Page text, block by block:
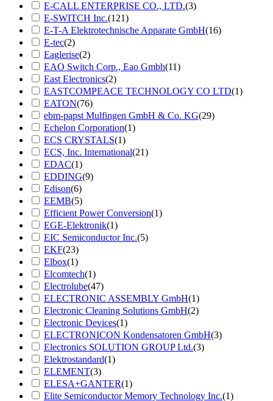
E-CALL ENTERPRISE CO., LTD.(3)
E-SWITCH Inc.(121)
E-T-A Elektrotechnische Apparate GmbH(16)
E-tec(2)
Eaglerise(2)
EAO Switch Corp., Eao Gmbh(11)
East Electronics(2)
EASTCOMPEACE TECHNOLOGY CO LTD(1)
EATON(76)
ebm-papst Mulfingen GmbH & Co. KG(29)
Echelon Corporation(1)
ECS CRYSTALS(1)
ECS, Inc. International(21)
EDAC(1)
EDDING(9)
Edison(6)
EEMB(5)
Efficient Power Conversion(1)
EGE-Elektronik(1)
EIC Semiconductor Inc.(5)
EKF(23)
Elbox(1)
Elcomtech(1)
Electrolube(47)
ELECTRONIC ASSEMBLY GmbH(1)
Electronic Cleaning Solutions GmbH(2)
Electronic Devices(1)
ELECTRONICON Kondensatoren GmbH(3)
Electronics SOLUTION GROUP Ltd.(3)
Elektrostandard(1)
ELEMENT(3)
ELESA+GANTER(1)
Elite Semiconductor Memory Technology Inc.(1)